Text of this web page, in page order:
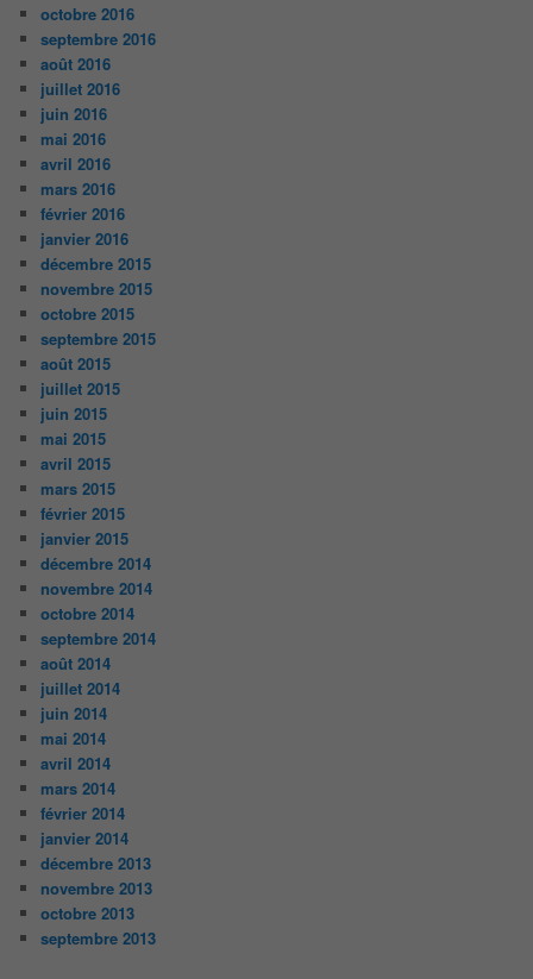
octobre 2016
septembre 2016
août 2016
juillet 2016
juin 2016
mai 2016
avril 2016
mars 2016
février 2016
janvier 2016
décembre 2015
novembre 2015
octobre 2015
septembre 2015
août 2015
juillet 2015
juin 2015
mai 2015
avril 2015
mars 2015
février 2015
janvier 2015
décembre 2014
novembre 2014
octobre 2014
septembre 2014
août 2014
juillet 2014
juin 2014
mai 2014
avril 2014
mars 2014
février 2014
janvier 2014
décembre 2013
novembre 2013
octobre 2013
septembre 2013